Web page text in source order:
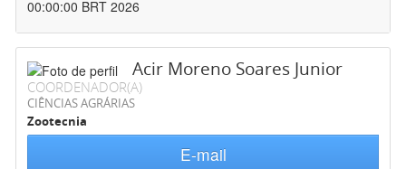
00:00:00 BRT 2026
Acir Moreno Soares Junior
COORDENADOR(A)
CIÊNCIAS AGRÁRIAS
Zootecnia
E-mail